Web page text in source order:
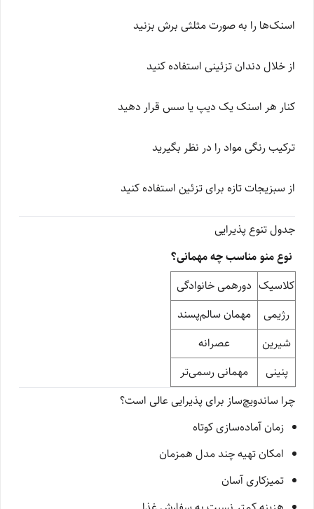
اسنک‌ها را به صورت مثلثی برش بزنید
از خلال دندان تزئینی استفاده کنید
کنار هر اسنک یک دیپ یا سس قرار دهید
ترکیب رنگی مواد را در نظر بگیرید
از سبزیجات تازه برای تزئین استفاده کنید
جدول تنوع پذیرایی
نوع منو مناسب چه مهمانی؟
کلاسیک دورهمی خانوادگی
رژیمی
مهمان سالم‌پسند
شیرین
عصرانه
پنینی
مهمانی رسمی‌تر
چرا ساندویچ‌ساز برای پذیرایی عالی است؟
زمان آماده‌سازی کوتاه
امکان تهیه چند مدل همزمان
تمیزکاری آسان